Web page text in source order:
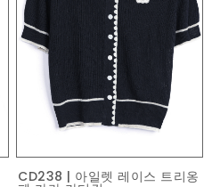
CD238 | 아일렛 레이스 트리옹